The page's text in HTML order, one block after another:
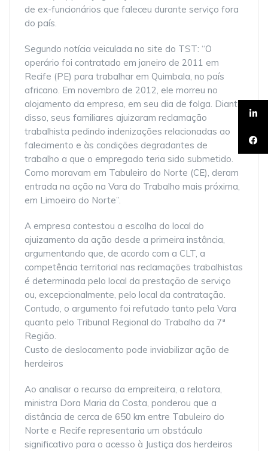
de ex-funcionários que faleceu durante serviço fora
do país.
Segundo notícia veiculada no site do TST: “O
operário foi contratado em janeiro de 2011 em
Recife (PE) para trabalhar em Quimbala, no país
africano. Em novembro de 2012, ele morreu no
alojamento da empresa, em seu dia de folga. Diante
disso, seus familiares ajuizaram reclamação
trabalhista pedindo indenizações relacionadas ao
falecimento e às condições degradantes de
trabalho a que o empregado teria sido submetido.
Como moravam em Tabuleiro do Norte (CE), deram
entrada na ação na Vara do Trabalho mais próxima,
em Limoeiro do Norte”.
A empresa contestou a escolha do local do
ajuizamento da ação desde a primeira instância,
argumentando que, de acordo com a CLT, a
competência territorial nas reclamações trabalhistas
é determinada pelo local da prestação de serviço
ou, excepcionalmente, pelo local da contratação.
Contudo, o argumento foi refutado tanto pela Vara
quanto pelo Tribunal Regional do Trabalho da 7ª
Região.
Custo de deslocamento pode inviabilizar ação de
herdeiros
Ao analisar o recurso da empreiteira, a relatora,
ministra Dora Maria da Costa, ponderou que a
distância de cerca de 650 km entre Tabuleiro do
Norte e Recife representaria um obstáculo
significativo para o acesso à Justiça dos herdeiros